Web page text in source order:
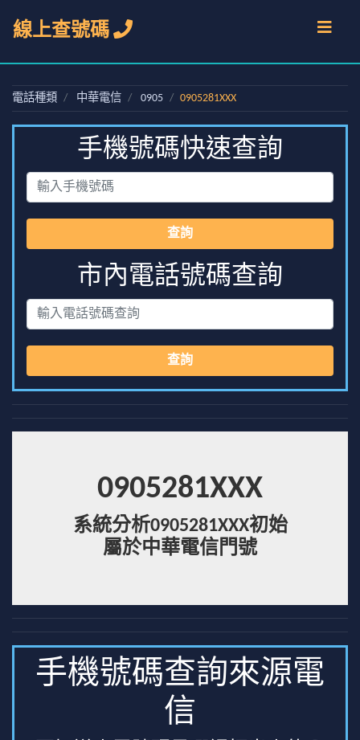
線上查號碼
電話種類 中華電信 0905 0905281XXX
手機號碼快速查詢
查詢
市內電話號碼查詢
查詢
0905281XXX
系統分析0905281XXX初始
屬於中華電信門號
手機號碼查詢來源電
信